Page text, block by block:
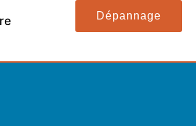
Dépannage